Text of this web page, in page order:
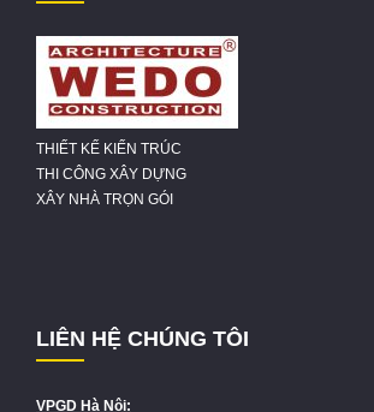
THIẾT KẾ KIẾN TRÚC
THI CÔNG XÂY DỰNG
XÂY NHÀ TRỌN GÓI
LIÊN HỆ CHÚNG TÔI
VPGD Hà Nội: